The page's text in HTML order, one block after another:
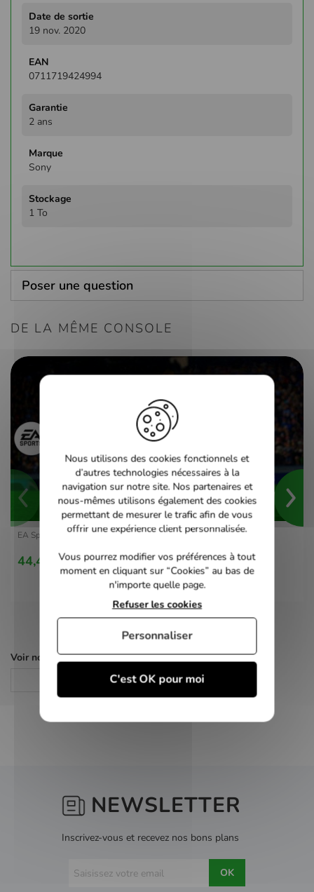
19 nov. 2020
0711719424994
2 ans
Sony
1 To
Poser une question
DE LA MÊME CONSOLE
EA Sports FC 24 PS5
44,41 €
Voir nos autres pages :
Consoles de salon
NEWSLETTER
Inscrivez-vous et recevez nos bons plans
OK
Nous utilisons des cookies fonctionnels et
d’autres technologies nécessaires à la
navigation sur notre site. Nos partenaires et
nous-mêmes utilisons également des cookies
permettant de mesurer le trafic afin de vous
offrir une expérience client personnalisée.
Vous pourrez modifier vos préférences à tout
moment en cliquant sur “Cookies” au bas de
n'importe quelle page.
C'est OK pour moi
Refuser les cookies
Personnaliser